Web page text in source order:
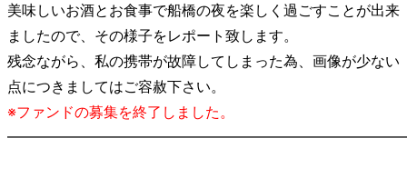
美味しいお酒とお食事で船橋の夜を楽しく過ごすことが出来
ましたので、その様子をレポート致します。
残念ながら、私の携帯が故障してしまった為、画像が少ない
点につきましてはご容赦下さい。
※ファンドの募集を終了しました。